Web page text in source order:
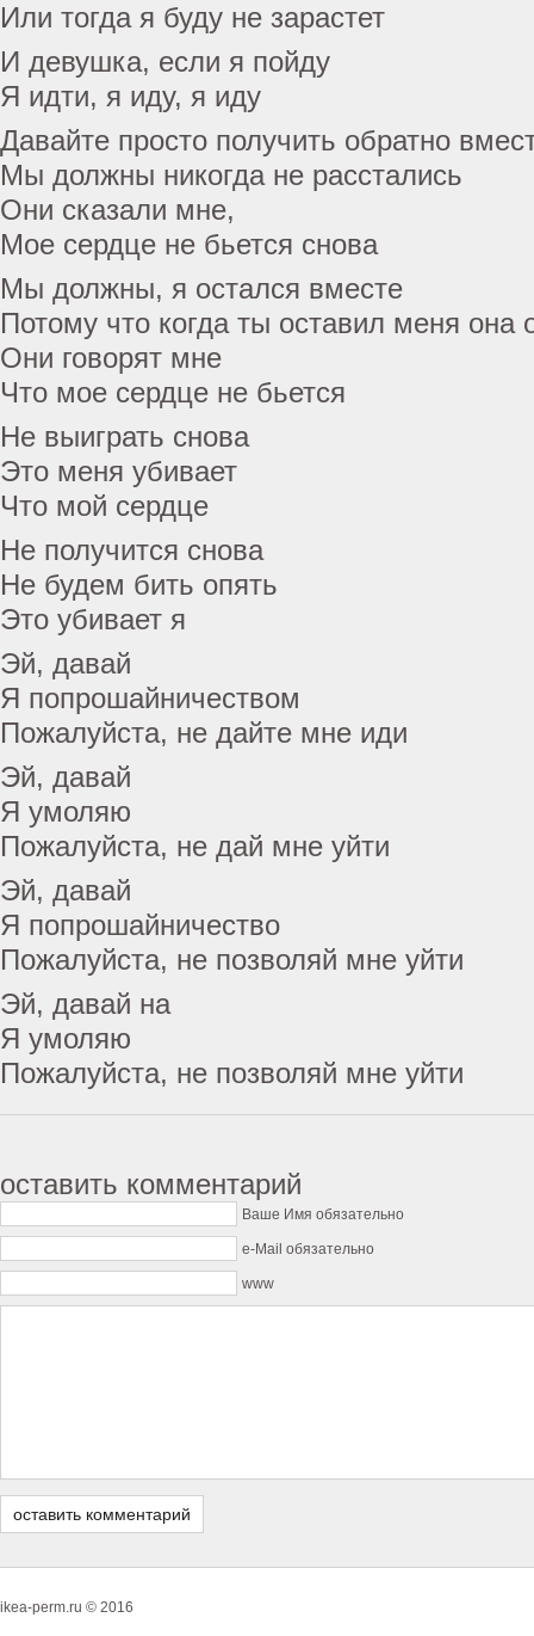
Или тогда я буду не зарастет
И девушка, если я пойду
Я идти, я иду, я иду
Давайте просто получить обратно
Мы должны никогда не расстались
Они сказали мне,
Мое сердце не бьется снова
Мы должны, я остался вместе
Потому что когда ты оставил меня она
Они говорят мне
Что мое сердце не бьется
Не выиграть снова
Это меня убивает
Что мой сердце
Не получится снова
Не будем бить опять
Это убивает я
Эй, давай
Я попрошайничеством
Пожалуйста, не дайте мне иди
Эй, давай
Я умоляю
Пожалуйста, не дай мне уйти
Эй, давай
Я попрошайничество
Пожалуйста, не позволяй мне уйти
Эй, давай на
Я умоляю
Пожалуйста, не позволяй мне уйти
оставить комментарий
Ваше Имя обязательно
e-Mail обязательно
www
ikea-perm.ru © 2016